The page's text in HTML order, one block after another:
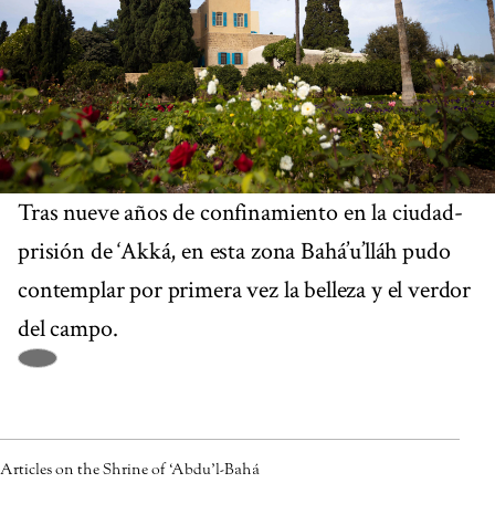
Tras nueve años de confinamiento en la ciudad-
prisión de ‘Akká, en esta zona Bahá’u’lláh pudo
contemplar por primera vez la belleza y el verdor
del campo.
Articles on the Shrine of ‘Abdu’l-Bahá